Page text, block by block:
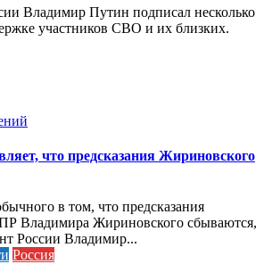
Владимир Путин подписал несколько
участников СВО и их близких.
что предсказания Жириновского
в том, что предсказания
Владимира Жириновского сбываются,
России Владимир...
Россия